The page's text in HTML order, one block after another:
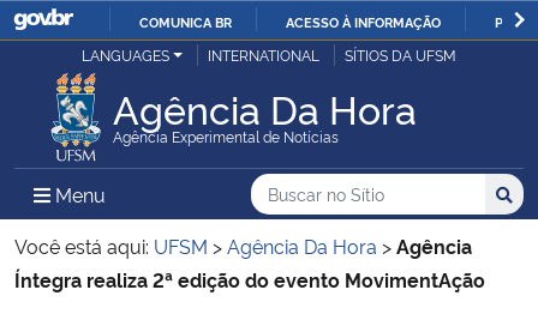
IR
O
COMUNICA BR ACESSO À INFORMAÇÃO
Ministério da Justiça e Segurança Pública
Ministério da Defesa
Ministério das Relações Exteriores
LANGUAGES INTERNATIONAL SÍTIOS DA UFSM
Agência Da Hora
Agência Experimental de Notícias
Menu Menu Principal do Sítio
Busca
Buscar no no Sítio
Busca:
Você está aqui: UFSM >Agência Da Hora >Agência
Íntegra realiza 2ª edição do evento MovimentAção